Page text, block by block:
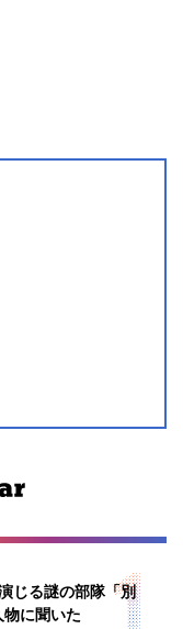
じる謎の部隊「別
に聞いた